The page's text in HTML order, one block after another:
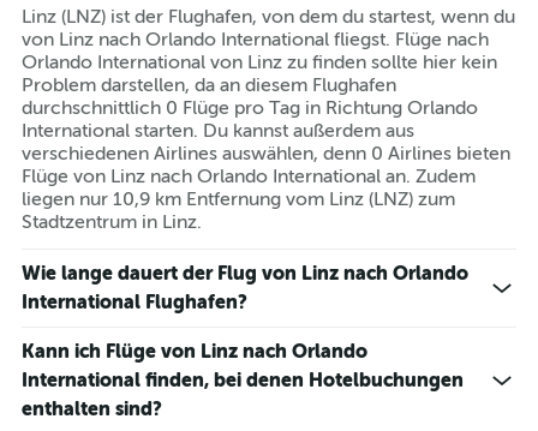
Linz (LNZ) ist der Flughafen, von dem du startest, wenn du
von Linz nach Orlando International fliegst. Flüge nach
Orlando International von Linz zu finden sollte hier kein
Problem darstellen, da an diesem Flughafen
durchschnittlich 0 Flüge pro Tag in Richtung Orlando
International starten. Du kannst außerdem aus
verschiedenen Airlines auswählen, denn 0 Airlines bieten
Flüge von Linz nach Orlando International an. Zudem
liegen nur 10,9 km Entfernung vom Linz (LNZ) zum
Stadtzentrum in Linz.
Wie lange dauert der Flug von Linz nach Orlando
International Flughafen?
Kann ich Flüge von Linz nach Orlando
International finden, bei denen Hotelbuchungen
enthalten sind?